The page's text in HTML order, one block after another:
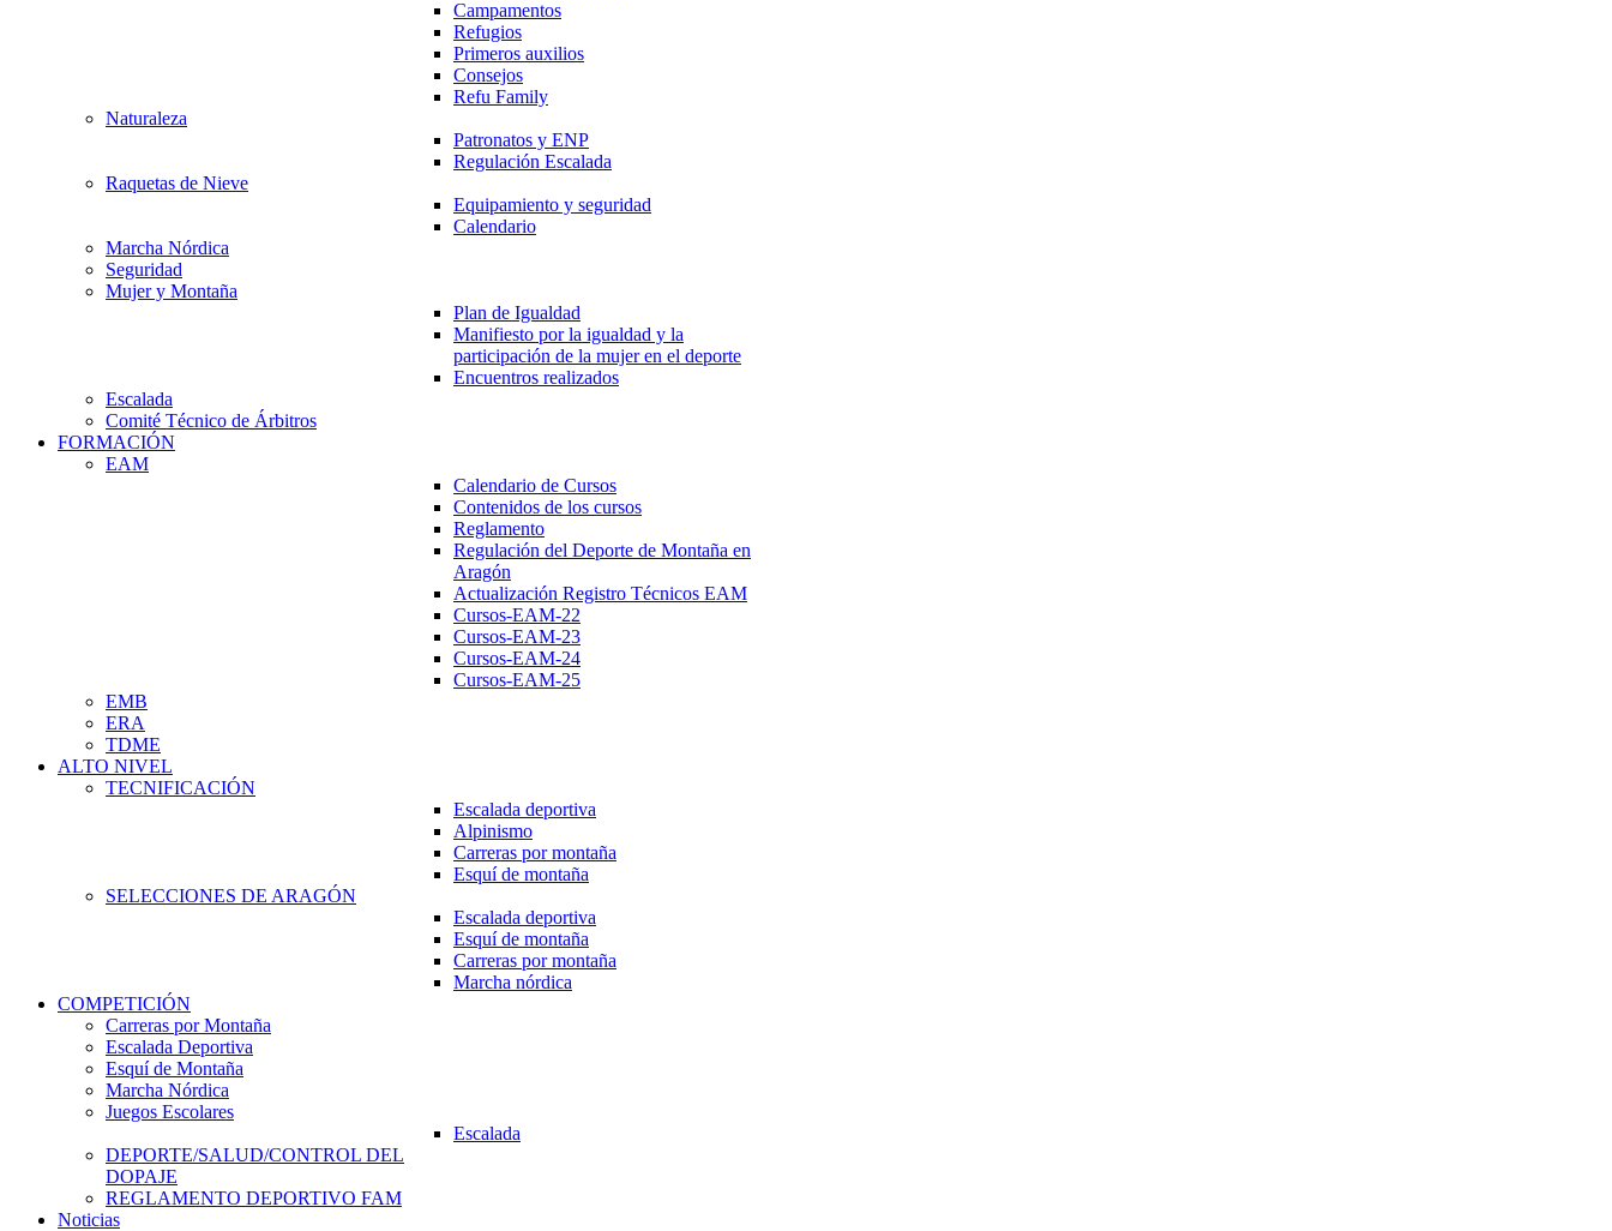
Campamentos
Refugios
Primeros auxilios
Consejos
Refu Family
Naturaleza
Patronatos y ENP
Regulación Escalada
Raquetas de Nieve
Equipamiento y seguridad
Calendario
Marcha Nórdica
Seguridad
Mujer y Montaña
Plan de Igualdad
Manifiesto por la igualdad y la
participación de la mujer en el deporte
Encuentros realizados
Escalada
Comité Técnico de Árbitros
FORMACIÓN
EAM
Calendario de Cursos
Contenidos de los cursos
Reglamento
Regulación del Deporte de Montaña en
Aragón
Actualización Registro Técnicos EAM
Cursos-EAM-22
Cursos-EAM-23
Cursos-EAM-24
Cursos-EAM-25
EMB
ERA
TDME
ALTO NIVEL
TECNIFICACIÓN
Escalada deportiva
Alpinismo
Carreras por montaña
Esquí de montaña
SELECCIONES DE ARAGÓN
Escalada deportiva
Esquí de montaña
Carreras por montaña
Marcha nórdica
COMPETICIÓN
Carreras por Montaña
Escalada Deportiva
Esquí de Montaña
Marcha Nórdica
Juegos Escolares
Escalada
DEPORTE/SALUD/CONTROL DEL
DOPAJE
REGLAMENTO DEPORTIVO FAM
Noticias